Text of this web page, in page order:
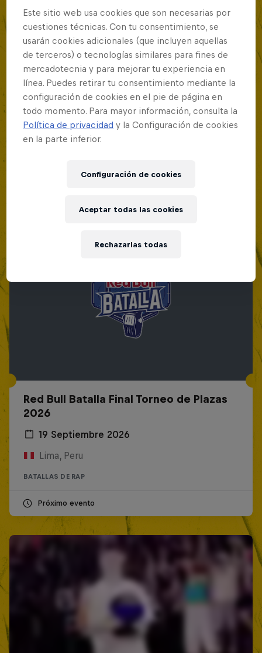
Red Bull Batalla Final Torneo de Plazas
2026
19 Septiembre 2026
Lima, Peru
BATALLAS DE RAP
Próximo evento
Este sitio web usa cookies que son necesarias por
cuestiones técnicas. Con tu consentimiento, se
usarán cookies adicionales (que incluyen aquellas
de terceros) o tecnologías similares para fines de
mercadotecnia y para mejorar tu experiencia en
línea. Puedes retirar tu consentimiento mediante la
configuración de cookies en el pie de página en
todo momento. Para mayor información, consulta la
Política de privacidad y la Configuración de cookies
en la parte inferior.
Configuración de cookies
Rechazarlas todas
Aceptar todas las cookies